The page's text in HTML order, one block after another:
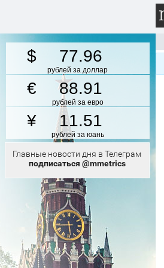
77.96
рублей за доллар
88.91
рублей за евро
11.51
рублей за юань
Главные новости дня в Телеграм
подписаться @mmetrics